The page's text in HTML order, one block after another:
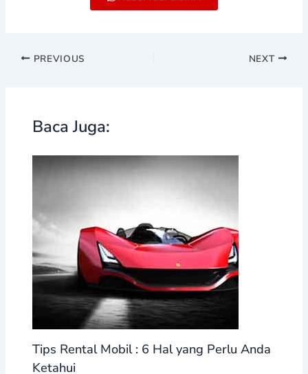
PREVIOUS NEXT
Baca Juga:
Tips Rental Mobil : 6 Hal yang Perlu Anda
Ketahui